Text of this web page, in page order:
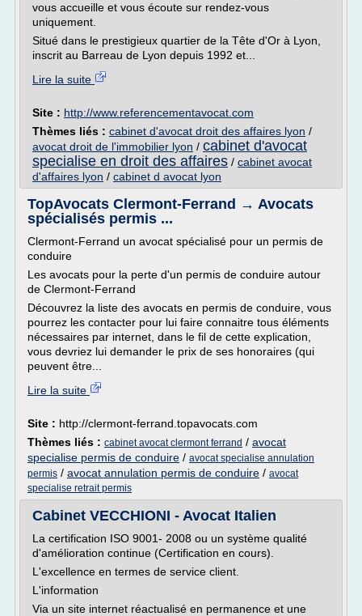
vous accueille et vous écoute sur rendez-vous
uniquement.
Situé dans le prestigieux quartier de la Tête d'Or à Lyon,
inscrit au Barreau de Lyon depuis 1992 et...
Lire la suite
Site : http://www.referencementavocat.com
Thèmes liés : cabinet d'avocat droit des affaires lyon /
avocat droit de l'immobilier lyon / cabinet d'avocat
specialise en droit des affaires / cabinet avocat
d'affaires lyon / cabinet d avocat lyon
TopAvocats Clermont-Ferrand → Avocats
spécialisés permis ...
Clermont-Ferrand un avocat spécialisé pour un permis de
conduire
Les avocats pour la perte d'un permis de conduire autour
de Clermont-Ferrand
Découvrez la liste des avocats en permis de conduire, vous
pourrez les contacter pour lui faire connaitre tous éléments
nécessaires par internet, dans le fil de cette explication,
vous devriez lui demander le prix de ses honoraires (qui
peuvent être...
Lire la suite
Site : http://clermont-ferrand.topavocats.com
Thèmes liés : cabinet avocat clermont ferrand / avocat
specialise permis de conduire / avocat specialise annulation
permis / avocat annulation permis de conduire / avocat
specialise retrait permis
Cabinet VECCHIONI - Avocat Italien
La certification ISO 9001- 2008 ou un système qualité
d'amélioration continue (Certification en cours).
L'excellence en termes de service client.
L'information
Via un site internet réactualisé en permanence et une